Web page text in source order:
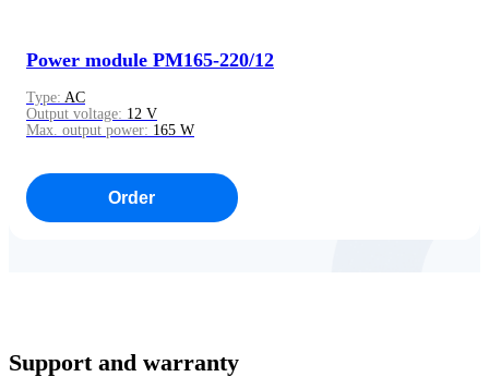
Power module PM165-220/12
Type: AC
Output voltage: 12 V
Max. output power: 165 W
Order
Support and warranty